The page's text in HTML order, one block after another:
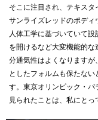
そこに注目され、テキス
サンライズレッドのポディ
人体工学に基づいていて
を開けるなど大変機能的
分通気性はよくなります
としたフォルムも保たな
す。東京オリンピック・
見られたことは、私にとっ